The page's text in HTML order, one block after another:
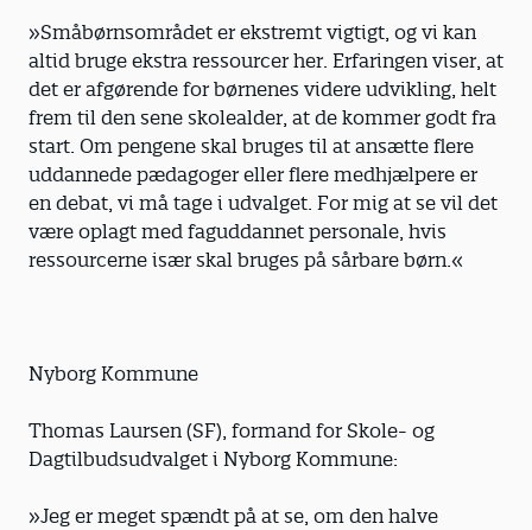
»Småbørnsområdet er ekstremt vigtigt, og vi kan
altid bruge ekstra ressourcer her. Erfaringen viser, at
det er afgørende for børnenes videre udvikling, helt
frem til den sene skolealder, at de kommer godt fra
start. Om pengene skal bruges til at ansætte flere
uddannede pædagoger eller flere medhjælpere er
en debat, vi må tage i udvalget. For mig at se vil det
være oplagt med faguddannet personale, hvis
ressourcerne især skal bruges på sårbare børn.«
Nyborg Kommune
Thomas Laursen (SF), formand for Skole- og
Dagtilbudsudvalget i Nyborg Kommune:
»Jeg er meget spændt på at se, om den halve